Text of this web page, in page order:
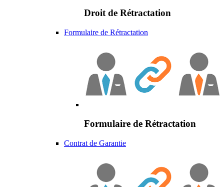
Droit de Rétractation
Formulaire de Rétractation
Formulaire de Rétractation
Contrat de Garantie